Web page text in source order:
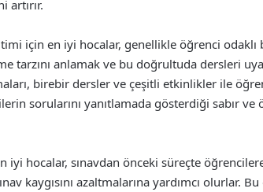
artırır.
için en iyi hocalar, genellikle öğrenci
tarzını anlamak ve bu doğrultuda dersleri
birebir dersler ve çeşitli etkinlikler ile
sorularını yanıtlamada gösterdiği sabır
iyi hocalar, sınavdan önceki süreçte
kaygısını azaltmalarına yardımcı olurlar.